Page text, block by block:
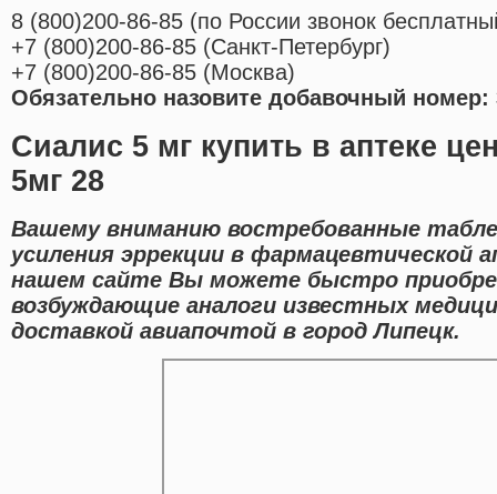
8 (800)200-86-85 (по России звонок
+7 (800)200-86-85 (Санкт-Петербург)
+7 (800)200-86-85 (Москва)
Обязательно назовите добавочный номер:
Сиалис 5 мг купить в аптеке
5мг 28
Вашему вниманию востребованные
усиления эррекции в фармацевтической
нашем сайте Вы можете быстро
возбуждающие аналоги известных
доставкой авиапочтой в город Липецк.